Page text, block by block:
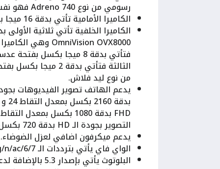
رسومي من نوع Adreno 740 فهو نفس المعالج الموجود في هاتف الـ Samsung Galaxy S23 Ultra.
الكاميرا الأمامية تأتي بدقة 16 ميجا بكسل.
من نوع ليد فلاش.
التصوير بجودة الـ HD بدقة 720 بكسل بمعدل التقاط 30 و120 و240 إطار في الثانية الواحدة.
يدعم ميكرفون اضافي لعزل الضوضاء.
الواي فاي يأتي بترددات الـ a/b/g/n/ac/6/7 كما يدعم الـ Dual-band, Wi-Fi Direct.
البلوتوث يأتي بإصدار 5.3 بالإضافة لدعمه إلى الـ A2DP, LE.